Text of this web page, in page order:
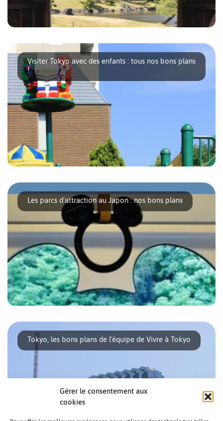
Gérer le consentement aux
cookies
recherche de sites connus, secrets, [...]
Visiter Tokyo avec des enfants : tous nos bons plans
!
Les parcs d'attraction au Japon : nos bons plans
Tokyo, les bons plans de l'équipe de Vivre à Tokyo